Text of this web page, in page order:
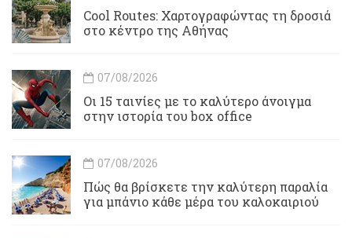
Cool Routes: Χαρτογραφώντας τη δροσιά
στο κέντρο της Αθήνας
07/08/2026
Οι 15 ταινίες με το καλύτερο άνοιγμα
στην ιστορία του box office
07/08/2026
Πώς θα βρίσκετε την καλύτερη παραλία
για μπάνιο κάθε μέρα του καλοκαιριού